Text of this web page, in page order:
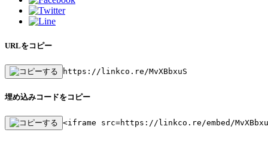
URLをコピー
https://linkco.re/MvXBbxuS
埋め込みコードをコピー
<iframe src=https://linkco.re/embed/